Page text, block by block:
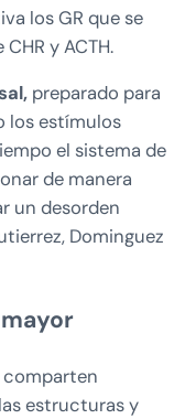
los GR que se
y ACTH.
preparado para
los estímulos
el sistema de
de manera
un desorden
Dominguez
estructuras y